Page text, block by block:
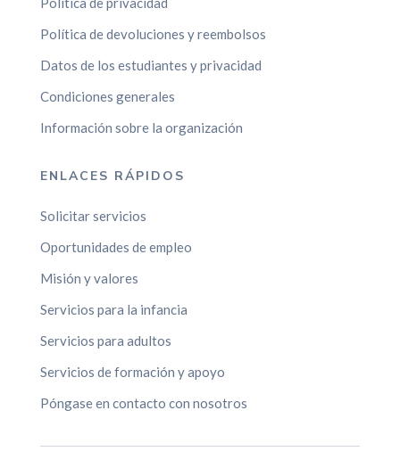
Política de devoluciones y reembolsos
Datos de los estudiantes y privacidad
Condiciones generales
Información sobre la organización
ENLACES RÁPIDOS
Solicitar servicios
Oportunidades de empleo
Misión y valores
Servicios para la infancia
Servicios para adultos
Servicios de formación y apoyo
Póngase en contacto con nosotros